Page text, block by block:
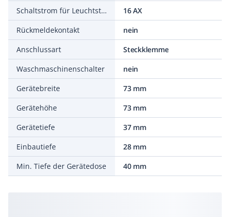
Schaltstrom für Leuchtstofflampen
16 AX
Rückmeldekontakt
nein
Anschlussart
Steckklemme
Waschmaschinenschalter
nein
Gerätebreite
73 mm
Gerätehöhe
73 mm
Gerätetiefe
37 mm
Einbautiefe
28 mm
Min. Tiefe der Gerätedose
40 mm